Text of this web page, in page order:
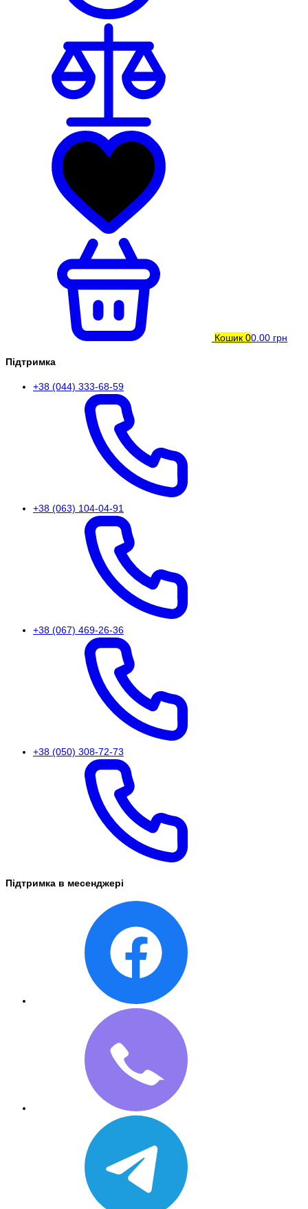
Кошик 00.00 грн
Підтримка
+38 (044) 333-68-59
+38 (063) 104-04-91
+38 (067) 469-26-36
+38 (050) 308-72-73
Підтримка в месенджері